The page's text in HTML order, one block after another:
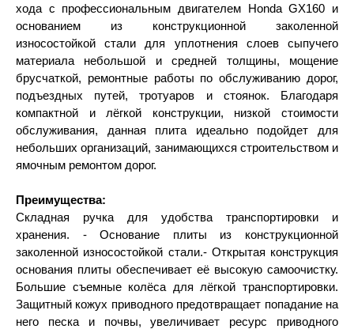
хода с профессиональным двигателем Honda GX160 и
основанием из конструкционной заколенной
износостойкой стали для уплотнения слоев сыпучего
материала небольшой и средней толщины, мощение
брусчаткой, ремонтные работы по обслуживанию дорог,
подъездных путей, тротуаров и стоянок. Благодаря
компактной и лёгкой конструкции, низкой стоимости
обслуживания, данная плита идеально подойдет для
небольших организаций, занимающихся строительством и
ямочным ремонтом дорог.
Преимущества:
Складная ручка для удобства транспортировки и
хранения. - Основание плиты из конструкционной
заколенной износостойкой стали.- Открытая конструкция
основания плиты обеспечивает её высокую самоочистку.
Большие съемные колёса для лёгкой транспортировки.
Защитный кожух приводного предотвращает попадание на
него песка и почвы, увеличивает ресурс приводного